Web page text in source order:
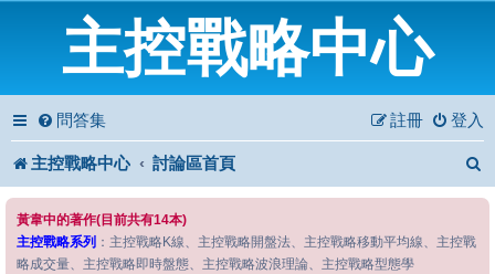
主控戰略中心
問答集 登入
註冊
主控戰略中心 討論區首頁
黃韋中的著作(目前共有14本)
主控戰略系列 ：主控戰略K線、主控戰略開盤法、主控戰略移動平均線、主控戰
略成交量、主控戰略即時盤態、主控戰略波浪理論、主控戰略型態學